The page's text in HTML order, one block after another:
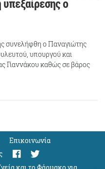
ο
συνελήφθη ο Παναγιώτης
υπουργού και
Γιαννάκου καθώς σε βάρος
Eπικοινωνία